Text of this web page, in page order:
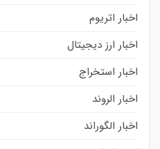
اخبار اتریوم
اخبار ارز دیجیتال
اخبار استخراج
اخبار الروند
اخبار الگوراند